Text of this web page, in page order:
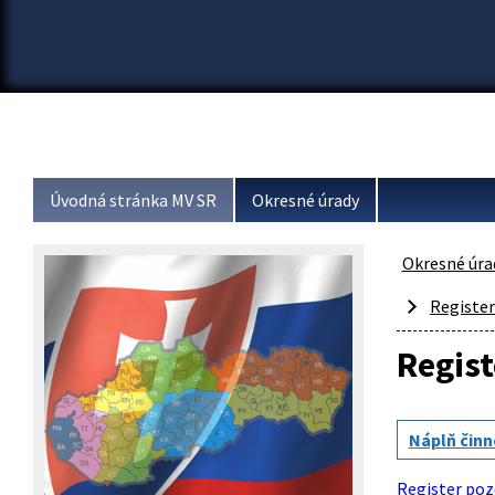
Úvodná stránka MV SR Okresné úrady
Okresné
Náplň
Register